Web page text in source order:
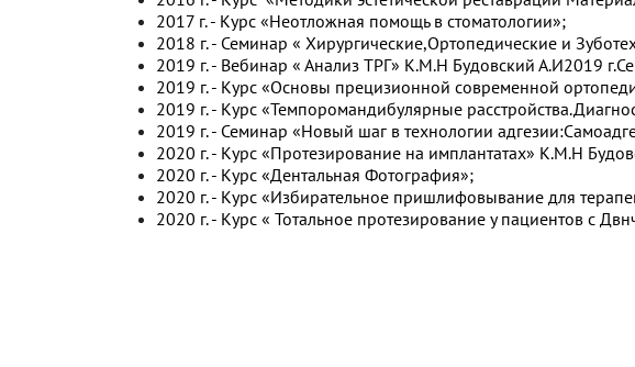
2017 г. - Курс «Неотложная помощь в стоматологии»;
2018 г. - Семинар « Хирургические,Ортопедические и
2019 г. - Вебинар « Анализ ТРГ» К.М.Н Будовский А.И2019
2019 г. - Курс «Основы прецизионной современной
2019 г. - Курс «Темпоромандибулярные
2019 г. - Семинар «Новый шаг в технологии
2020 г. - Курс «Протезирование на имплантатах» К.М.Н
2020 г. - Курс «Дентальная Фотография»;
2020 г. - Курс «Избирательное пришлифовывание для
2020 г. - Курс « Тотальное протезирование у пациентов с